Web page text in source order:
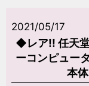
2021/05/17
◆レア!! 任天
ーコンピュー
本